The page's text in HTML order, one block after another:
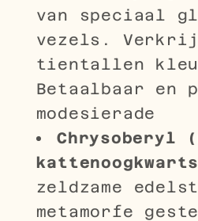
van speciaal
vezels.
tientallen
Betaalbaar en
modesierade
Chrysoberyl
zeldzame
metamorfe